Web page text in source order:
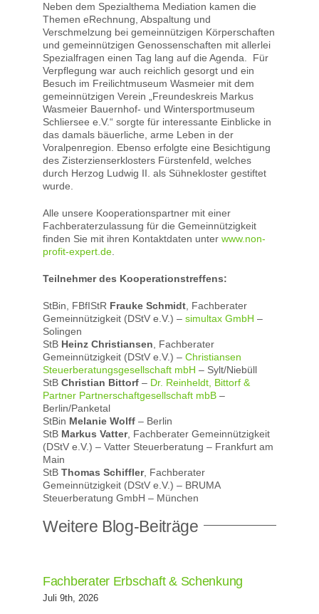
Neben dem Spezialthema Mediation kamen die
Themen eRechnung, Abspaltung und
Verschmelzung bei gemeinnützigen Körperschaften
und gemeinnützigen Genossenschaften mit allerlei
Spezialfragen einen Tag lang auf die Agenda. Für
Verpflegung war auch reichlich gesorgt und ein
Besuch im Freilichtmuseum Wasmeier mit dem
gemeinnützigen Verein „Freundeskreis Markus
Wasmeier Bauernhof- und Wintersportmuseum
Schliersee e.V.“ sorgte für interessante Einblicke in
das damals bäuerliche, arme Leben in der
Voralpenregion. Ebenso erfolgte eine Besichtigung
des Zisterzienserklosters Fürstenfeld, welches
durch Herzog Ludwig II. als Sühnekloster gestiftet
wurde.
Alle unsere Kooperationspartner mit einer
Fachberaterzulassung für die Gemeinnützigkeit
finden Sie mit ihren Kontaktdaten unter www.non-
profit-expert.de.
Teilnehmer des Kooperationstreffens:
StBin, FBfIStR Frauke Schmidt, Fachberater
Gemeinnützigkeit (DStV e.V.) – simultax GmbH –
Solingen
StB Heinz Christiansen, Fachberater
Gemeinnützigkeit (DStV e.V.) – Christiansen
Steuerberatungsgesellschaft mbH – Sylt/Niebüll
StB Christian Bittorf– Dr. Reinheldt, Bittorf &
Partner Partnerschaftgesellschaft mbB–
Berlin/Panketal
StBin Melanie Wolff– Berlin
StB Markus Vatter, Fachberater Gemeinnützigkeit
(DStV e.V.) – Vatter Steuerberatung – Frankfurt am
Main
StB Thomas Schiffler, Fachberater
Gemeinnützigkeit (DStV e.V.) – BRUMA
Steuerberatung GmbH – München
Weitere Blog-Beiträge
Fachberater Erbschaft & Schenkung
Juli 9th, 2026